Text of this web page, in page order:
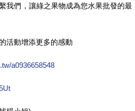
我們，讓綠之果物成為您水果批發的最
活動增添更多的感動
a0936658548